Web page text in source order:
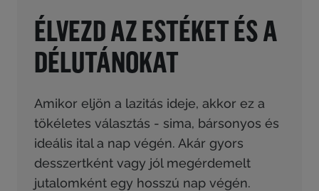
ÉLVEZD AZ ESTÉKET ÉS A
DÉLUTÁNOKAT
Amikor eljön a lazitás ideje, akkor ez a
tökéletes választás - sima, bársonyos és
ideális ital a nap végén. Akár gyors
desszertként vagy jól megérdemelt
jutalomként egy hosszú nap végén.